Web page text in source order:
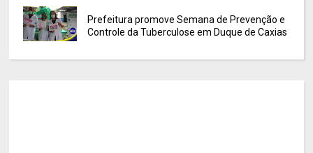
Prefeitura promove Semana de Prevenção e
Controle da Tuberculose em Duque de Caxias